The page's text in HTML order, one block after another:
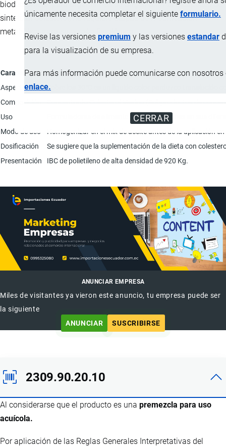
únicamente necesita completar el siguiente formulario.
Revise las versiones premium y las versiones estandar
para la visualización de su empresa.
Para más información puede comunicarse con nosotros
enlace.
CERRAR
biodisponible, para organismos de origen animal incapaces de
sintetizar colesterol, no requiere etapas de modificación
metabólica para su acción fisiológico.
Característica
Aspecto
Sobre los 30°C es un líquido color parduzco translúcido
Composición
Concentrado Colesterol Marino (Subproductos de
Uso
Formuladores de alimentos para camarones en sus
Modo de uso
Homogenizar en el mix de aceite antes de la aplicación
Dosificación
Se sugiere que la suplementación de la dieta con
Presentación
IBC de polietileno de alta densidad de 920 Kg.
ANUNCIAR EMPRESA
Miles de visitantes ya vieron este anuncio, tu empresa puede ser
la siguiente
ANUNCIAR
SUSCRIBIRSE
2309.90.20.10
Al considerarse que el producto es una premezcla para uso
acuícola.
Por aplicación de las Reglas Generales Interpretativas del